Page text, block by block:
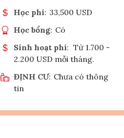
Học phí: 33,500 USD
Học bổng: Có
Sinh hoạt phí: Từ 1.700 -
2.200 USD mỗi tháng.
ĐỊNH CƯ: Chưa có thông
tin